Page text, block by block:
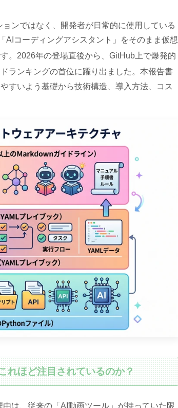
ンではなく、開発者が日常的に使用している
コーディングアシスタント」をそのまま仮想
。2026年の登場直後から、GitHub上で爆発的
ランキングの首位に躍り出ました。本報告書
すいよう基礎から技術構造、導入方法、コス
れほど注目されているのか？
は、従来の「AI動画ツール」が持っていた限